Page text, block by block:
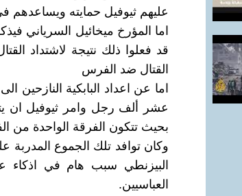
عليهم ثيوفيل حمايته ويساعدهم
اما المؤرخ ميخائيل السرياني
قد فعلوا ذلك نتيجة لاشتداد
القتال ضد الفرس
اما عن اعداد البابكية النازحين
عشر ألف رجل وامر ثيوفيل ان
بحيث تتكون الفرقة الواحدة من
وكان توافد تلك الجموع المدربة
البيزنطي سبب هام في اذكاء
العباسيين.